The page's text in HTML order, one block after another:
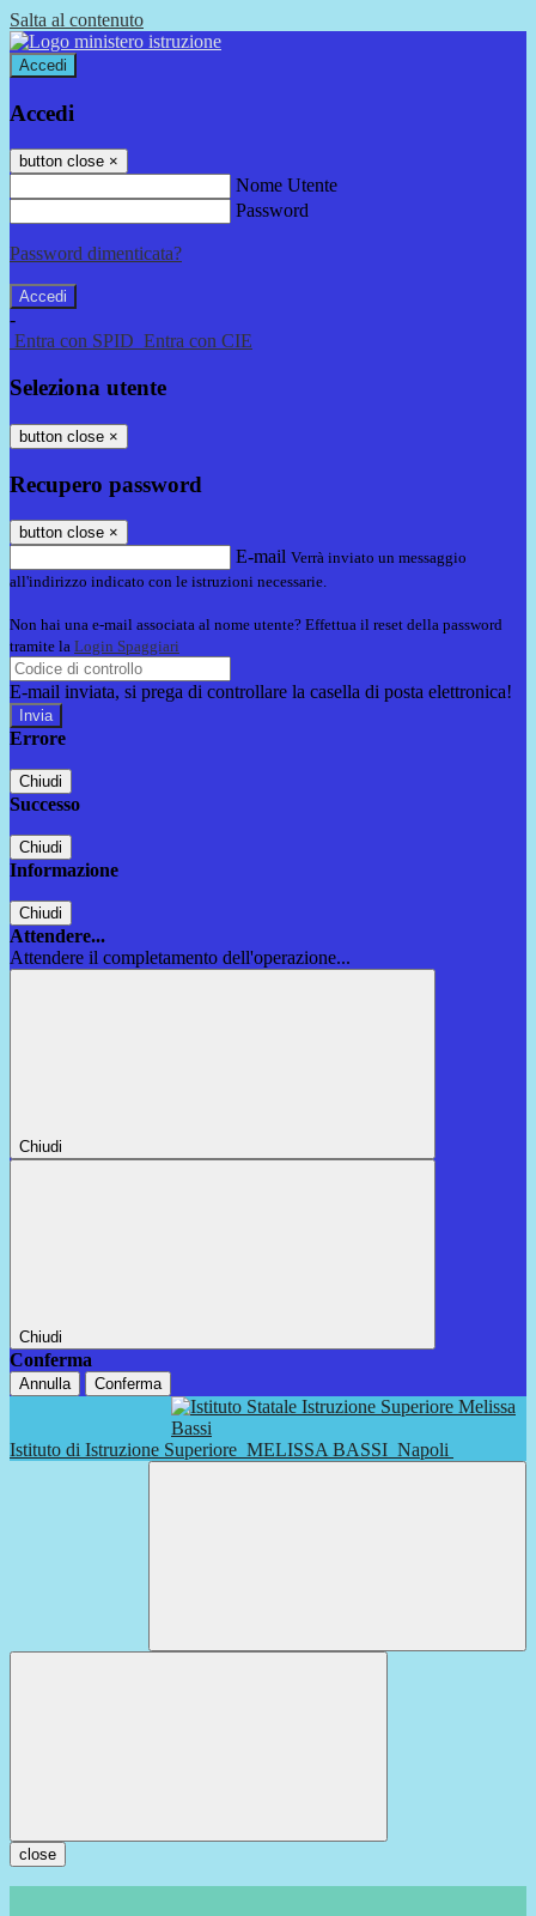
Salta al contenuto
Accedi
Accedi
button close ×
Nome Utente
Password
Password dimenticata?
-
Entra con SPID Entra con CIE
Seleziona utente
button close ×
Recupero password
button close ×
E-mail Verrà inviato un messaggio
all'indirizzo indicato con le istruzioni necessarie.
Non hai una e-mail associata al nome utente? Effettua il reset della password
tramite la Login Spaggiari
E-mail inviata, si prega di controllare la casella di posta elettronica!
Errore
Chiudi
Successo
Chiudi
Informazione
Chiudi
Attendere...
Attendere il completamento dell'operazione...
Chiudi
Chiudi
Conferma
Annulla Conferma
Istituto di Istruzione Superiore MELISSA BASSI Napoli
close